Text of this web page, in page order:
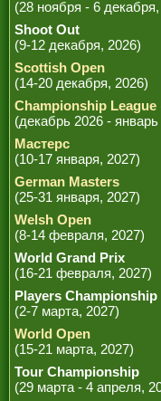
(28 ноября - 6
Shoot Out
(9-12 декабря, 2026)
Scottish Open
(14-20 декабря, 2026)
Championship League
(декабрь 2026 - январь
Мастерс
(10-17 января, 2027)
German Masters
(25-31 января, 2027)
Welsh Open
(8-14 февраля, 2027)
World Grand Prix
(16-21 февраля, 2027)
Players Championship
(2-7 марта, 2027)
World Open
(15-21 марта, 2027)
Tour Championship
(29 марта - 4 апреля,